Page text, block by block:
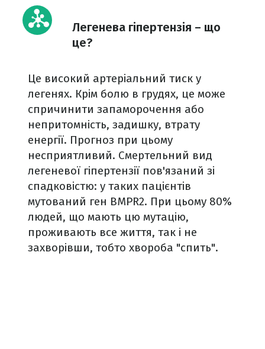
Легенева гіпертензія – що
це?
Це високий артеріальний тиск у
легенях. Крім болю в грудях, це може
спричинити запаморочення або
непритомність, задишку, втрату
енергії. Прогноз при цьому
несприятливий. Смертельний вид
легеневої гіпертензії пов'язаний зі
спадковістю: у таких пацієнтів
мутований ген BMPR2. При цьому 80%
людей, що мають цю мутацію,
проживають все життя, так і не
захворівши, тобто хвороба "спить".